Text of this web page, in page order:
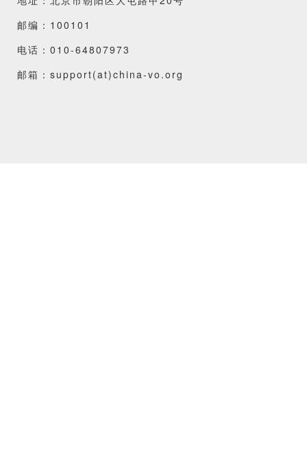
邮编：100101
电话：010-64807973
邮箱：support(at)china-vo.org